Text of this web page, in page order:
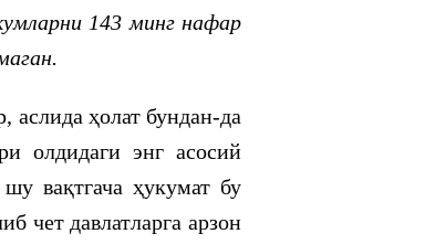
143 минг нафар
аслида ҳолат бундан-да
олдидаги энг асосий
вақтгача ҳукумат бу
чет давлатларга арзон